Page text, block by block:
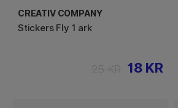
CREATIV COMPANY
Stickers Fly 1 ark
18 KR